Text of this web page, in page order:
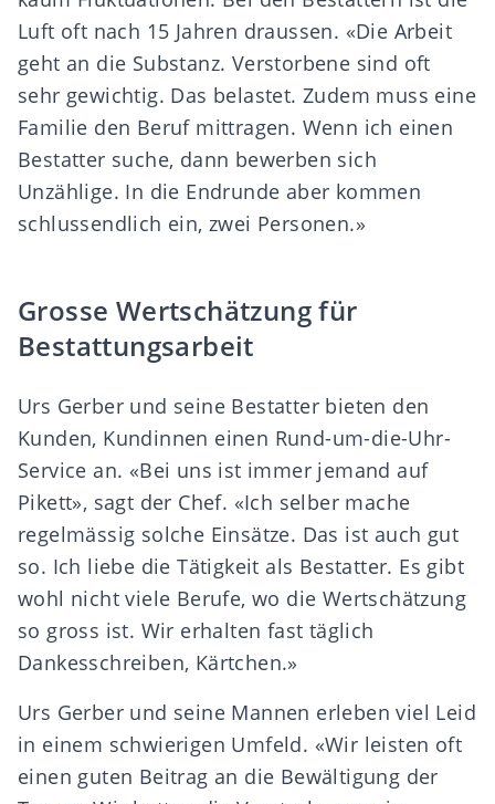
Luft oft nach 15 Jahren draussen. «Die Arbeit
geht an die Substanz. Verstorbene sind oft
sehr gewichtig. Das belastet. Zudem muss eine
Familie den Beruf mittragen. Wenn ich einen
Bestatter suche, dann bewerben sich
Unzählige. In die Endrunde aber kommen
schlussendlich ein, zwei Personen.»
Grosse Wertschätzung für
Bestattungsarbeit
Urs Gerber und seine Bestatter bieten den
Kunden, Kundinnen einen Rund-um-die-Uhr-
Service an. «Bei uns ist immer jemand auf
Pikett», sagt der Chef. «Ich selber mache
regelmässig solche Einsätze. Das ist auch gut
so. Ich liebe die Tätigkeit als Bestatter. Es gibt
wohl nicht viele Berufe, wo die Wertschätzung
so gross ist. Wir erhalten fast täglich
Dankesschreiben, Kärtchen.»
Urs Gerber und seine Mannen erleben viel Leid
in einem schwierigen Umfeld. «Wir leisten oft
einen guten Beitrag an die Bewältigung der